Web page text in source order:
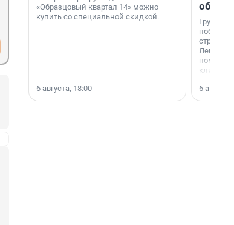
«Образцовый квартал 14» можно
купить со специальной скидкой.
6 августа, 18:00
Группа
области».
6